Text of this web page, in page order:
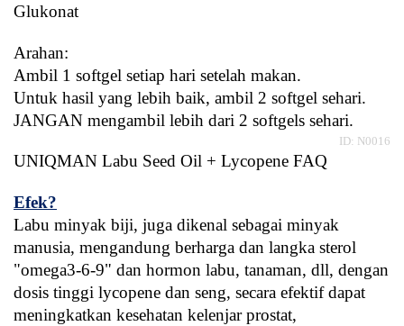
Glukonat
Arahan:
Ambil 1 softgel setiap hari setelah makan.
Untuk hasil yang lebih baik, ambil 2 softgel sehari.
JANGAN mengambil lebih dari 2 softgels sehari.
ID: N0016
UNIQMAN Labu Seed Oil + Lycopene FAQ
Efek?
Labu minyak biji, juga dikenal sebagai minyak
manusia, mengandung berharga dan langka sterol
"omega3-6-9" dan hormon labu, tanaman, dll, dengan
dosis tinggi lycopene dan seng, secara efektif dapat
meningkatkan kesehatan kelenjar prostat,